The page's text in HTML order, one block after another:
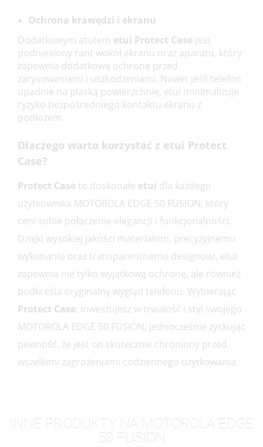
Ochrona krawędzi i ekranu
Dodatkowym atutem etui Protect Case jest
podniesiony rant wokół ekranu oraz aparatu, który
zapewnia dodatkową ochronę przed
zarysowaniami i uszkodzeniami. Nawet jeśli telefon
upadnie na płaską powierzchnię, etui minimalizuje
ryzyko bezpośredniego kontaktu ekranu z
podłożem.
Dlaczego warto korzystać z etui Protect
Case?
Protect Case to doskonałe etui dla każdego
użytkownika MOTOROLA EDGE 50 FUSION, który
ceni sobie połączenie elegancji i funkcjonalności.
Dzięki wysokiej jakości materiałom, precyzyjnemu
wykonaniu oraz transparentnemu designowi, etui
zapewnia nie tylko wyjątkową ochronę, ale również
podkreśla oryginalny wygląd telefonu. Wybierając
Protect Case, inwestujesz w trwałość i styl swojego
MOTOROLA EDGE 50 FUSION, jednocześnie zyskując
pewność, że jest on skutecznie chroniony przed
wszelkimi zagrożeniami codziennego użytkowania.
INNE PRODUKTY NA MOTOROLA EDGE
50 FUSION